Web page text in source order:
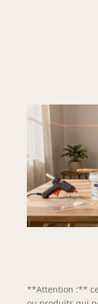
**Attention :**